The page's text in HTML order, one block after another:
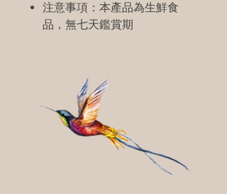
注意事項：本產品為生鮮食
品，無七天鑑賞期